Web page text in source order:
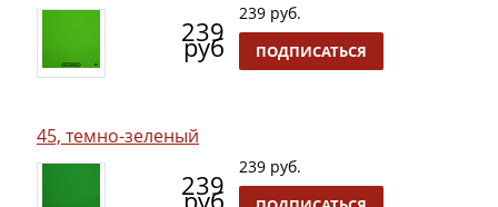
239
руб
239 руб.
ПОДПИСАТЬСЯ
45, темно-зеленый
239
руб
239 руб.